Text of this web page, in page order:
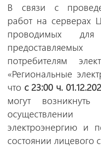
В связи с
работ на серверах
проводимых для
потребителям
«Региональные
что с 23:00 ч.
могут
осуществлении
электроэнергию и
состоянии лицевого